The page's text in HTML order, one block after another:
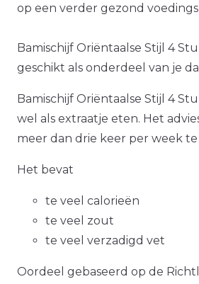
op een verder gezond
Bamischijf Oriëntaalse Stijl 4
geschikt als onderdeel van je
Bamischijf Oriëntaalse Stijl 4
wel als extraatje eten. Het
meer dan drie keer per week te
Het bevat
te veel calorieën
te veel zout
te veel verzadigd vet
Oordeel gebaseerd op de